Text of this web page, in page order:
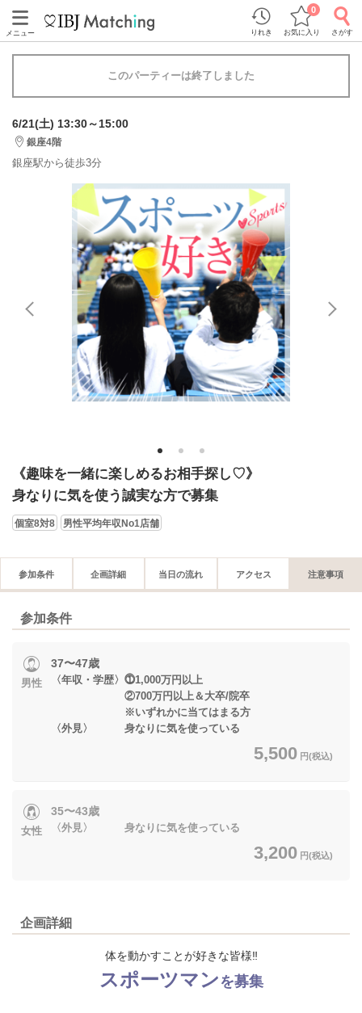
メニュー りれき お気に入り
0
さがす
このパーティーは終了しました
6/21(土) 13:30～15:00
銀座4階
銀座駅から徒歩3分
1 2 3
《趣味を一緒に楽しめるお相手探し♡》
身なりに気を使う誠実な方で募集
個室8対8 男性平均年収No1店舗
参加条件 企画詳細 当日の流れ アクセス 注意事項
参加条件
男性
37〜47歳
〈年収・学歴〉⓵1,000万円以上
②700万円以上＆大卒/院卒
※いずれかに当てはまる方
〈外見〉 身なりに気を使っている
5,500 円(税込)
女性
35〜43歳
〈外見〉 身なりに気を使っている
3,200 円(税込)
企画詳細
体を動かすことが好きな皆様‼
スポーツマン を募集